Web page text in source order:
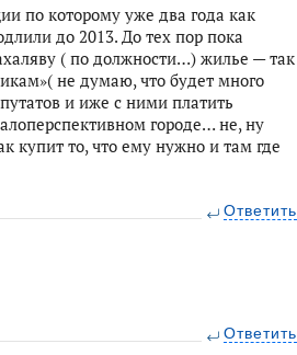
по которому уже два года как
до 2013. До тех пор пока
( по должности…) жилье — так
не думаю, что будет много
и иже с ними платить
городе… не, ну
купит то, что ему нужно и там где
Ответить
Ответить